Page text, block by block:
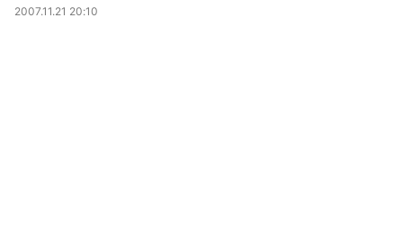
2007.11.21 20:10